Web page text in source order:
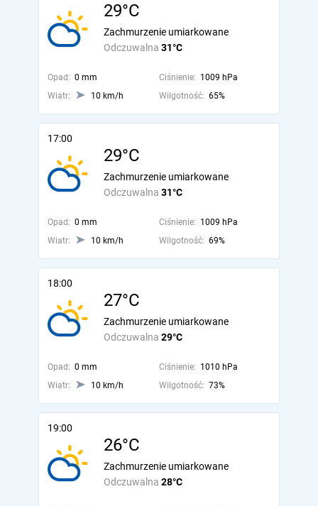
29°C
Odczuwalna 31°C
Zachmurzenie umiarkowane
Opad: 0 mm Ciśnienie: 1009 hPa
Wiatr:
10 km/h Wilgotność: 65%
17:00
29°C
Odczuwalna 31°C
Zachmurzenie umiarkowane
Opad: 0 mm Ciśnienie: 1009 hPa
Wiatr:
10 km/h Wilgotność: 69%
18:00
27°C
Odczuwalna 29°C
Zachmurzenie umiarkowane
Opad: 0 mm Ciśnienie: 1010 hPa
Wiatr:
10 km/h Wilgotność: 73%
19:00
26°C
Odczuwalna 28°C
Zachmurzenie umiarkowane